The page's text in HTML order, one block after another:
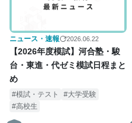
ニュース・速報 2026.06.22
【2026年度模試】河合塾・駿
台・東進・代ゼミ模試日程まと
め
模試・テスト
大学受験
高校生